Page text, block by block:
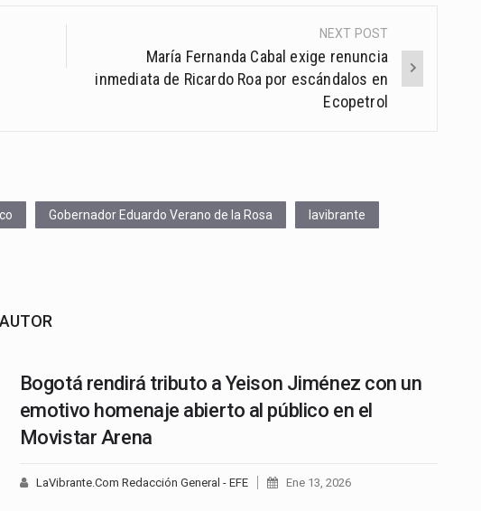
NEXT POST
María Fernanda Cabal exige renuncia
inmediata de Ricardo Roa por escándalos en
Ecopetrol
Gobernador Eduardo Verano de la Rosa lavibrante
Bogotá rendirá tributo a Yeison Jiménez con un
emotivo homenaje abierto al público en el
Movistar Arena
LaVibrante.Com Redacción General - EFE Ene 13, 2026